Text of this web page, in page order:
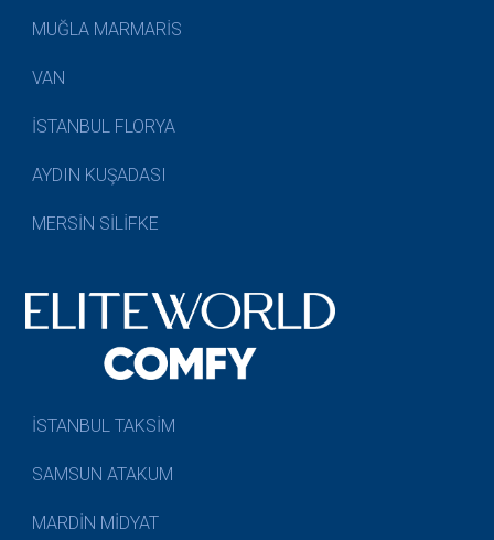
MUĞLA MARMARİS
VAN
İSTANBUL FLORYA
AYDIN KUŞADASI
MERSİN SİLİFKE
İSTANBUL TAKSİM
SAMSUN ATAKUM
MARDİN MİDYAT